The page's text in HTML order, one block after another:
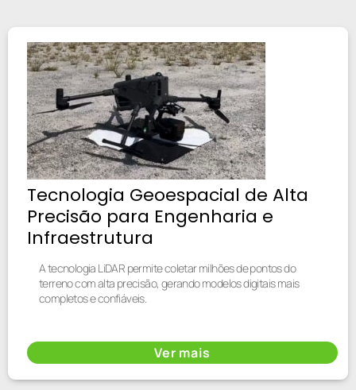
Tecnologia Geoespacial de Alta
Precisão para Engenharia e
Infraestrutura
A tecnologia LiDAR permite coletar milhões de pontos do
terreno com alta precisão, gerando modelos digitais mais
completos e confiáveis.
Ver mais